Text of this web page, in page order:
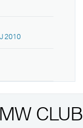
2010
CLUB